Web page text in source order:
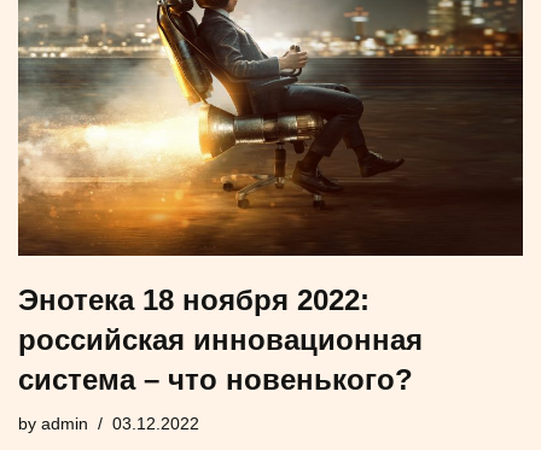
Энотека 18 ноября 2022:
российская инновационная
система – что новенького?
by admin 03.12.2022